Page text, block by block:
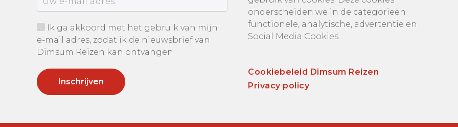
Ik ga akkoord met het gebruik van mijn
e-mail adres, zodat ik de nieuwsbrief van
Dimsum Reizen kan ontvangen.
onderscheiden we in de categorieën
functionele, analytische, advertentie en
Social Media Cookies.
Cookiebeleid Dimsum Reizen
Privacy policy